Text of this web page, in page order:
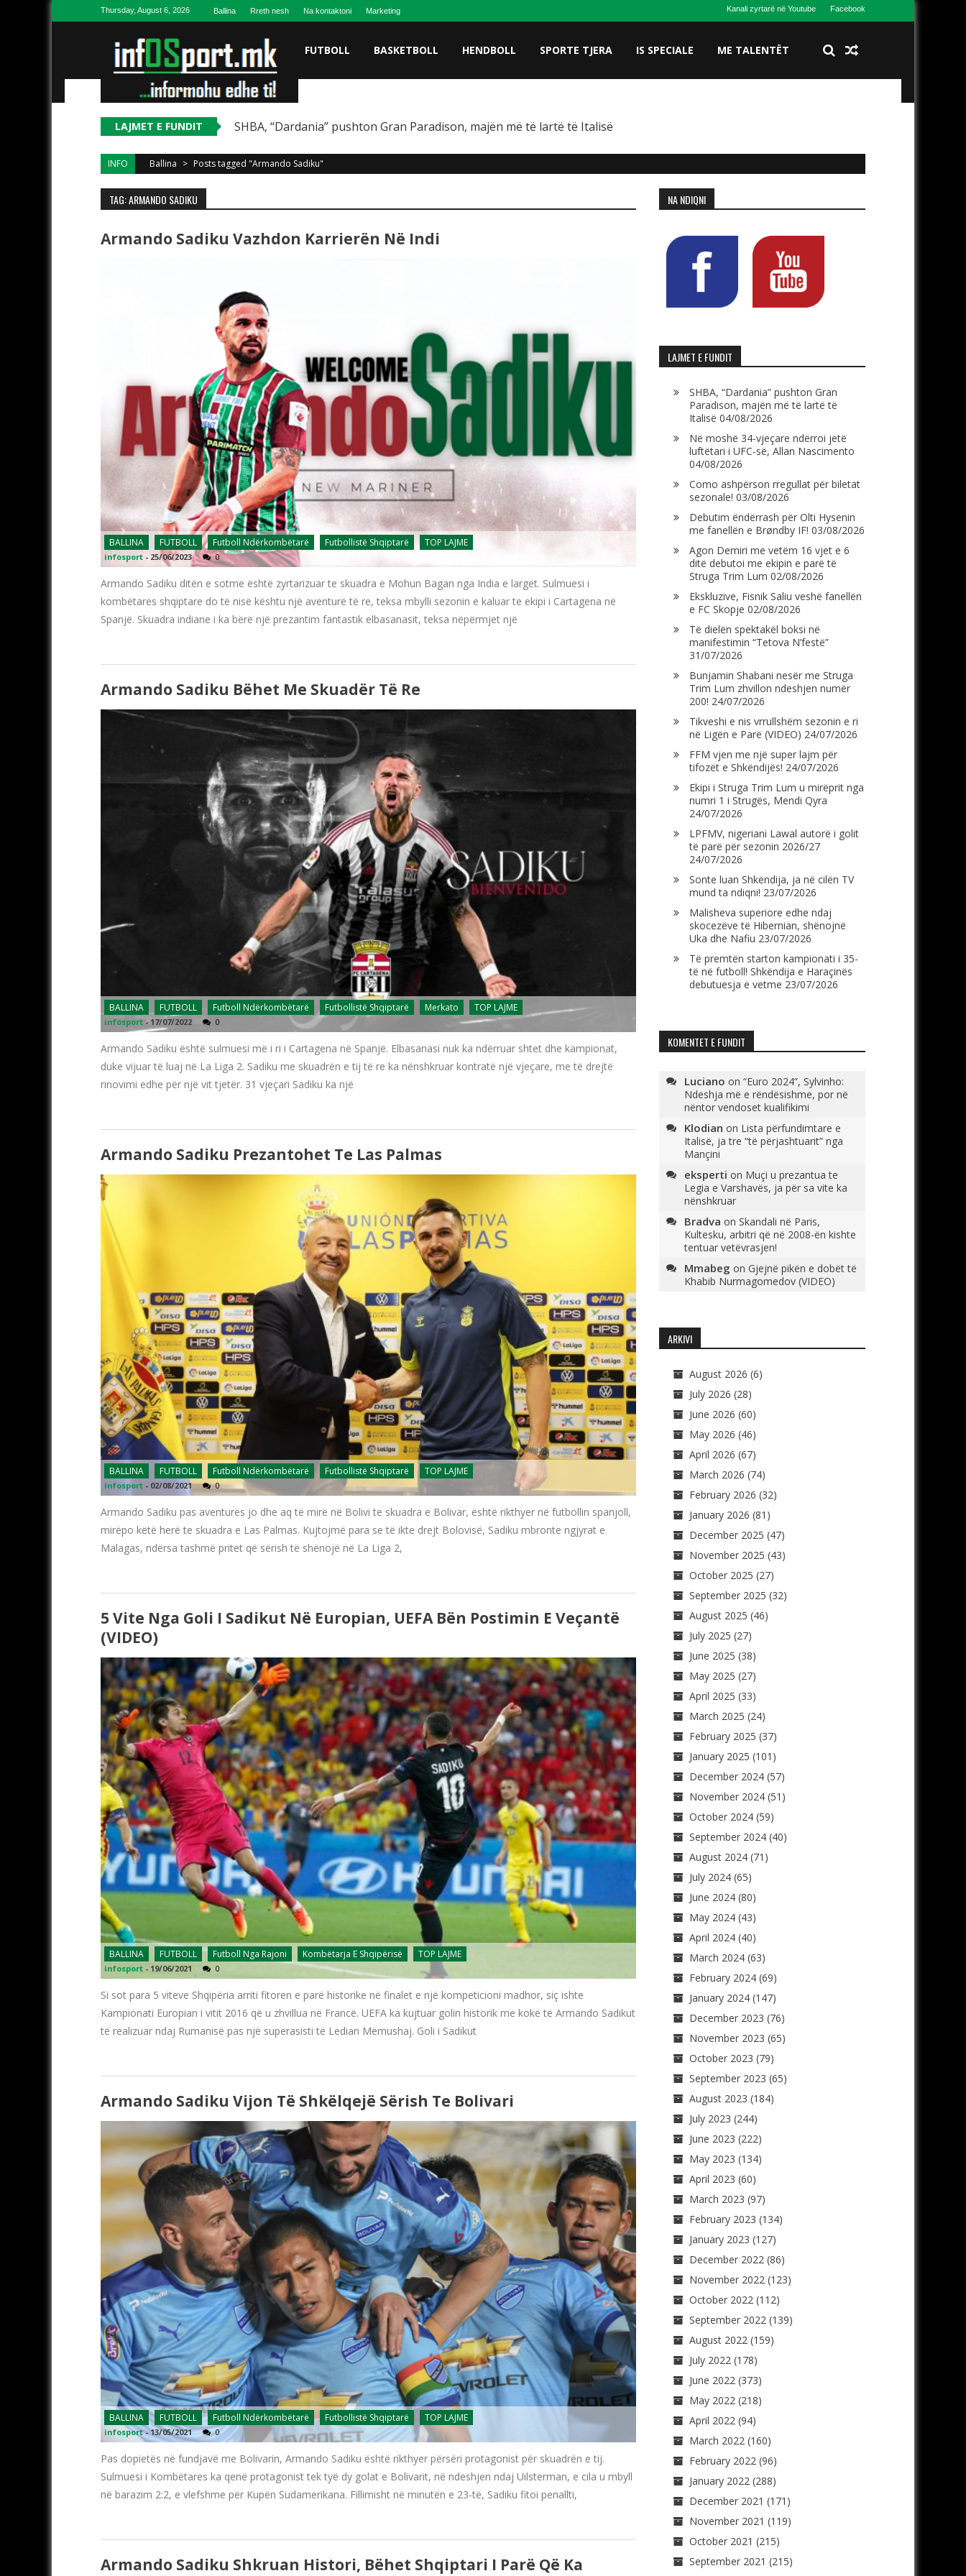
Skip to contentThursday, August 6, 2026 Ballina Rreth nesh Na kontaktoni Marketing Kanali zyrtarë në Youtube Facebook
FUTBOLL BASKETBOLL HENDBOLL SPORTE TJERA IS SPECIALE ME TALENTËT
LAJMET E FUNDIT SHBA, “Dardania” pushton Gran Paradison, majën më të lartë të Italisë
INFO Ballina > Posts tagged "Armando Sadiku"
TAG: ARMANDO SADIKU
Armando Sadiku Vazhdon Karrierën Në Indi
BALLINA FUTBOLL Futboll Ndërkombëtarë Futbollistë Shqiptarë TOP LAJME
infosport - 25/06/2023 0
Armando Sadiku ditën e sotme është zyrtarizuar te skuadra e Mohun Bagan nga India e largët. Sulmuesi i
kombëtares shqiptare do të nisë kështu një aventurë të re, teksa mbylli sezonin e kaluar te ekipi i Cartagena në
Spanjë. Skuadra indiane i ka bërë një prezantim fantastik elbasanasit, teksa nëpërmjet një
Armando Sadiku Bëhet Me Skuadër Të Re
BALLINA FUTBOLL Futboll Ndërkombëtarë Futbollistë Shqiptarë Merkato TOP LAJME
infosport - 17/07/2022 0
Armando Sadiku është sulmuesi më i ri i Cartagena në Spanjë. Elbasanasi nuk ka ndërruar shtet dhe kampionat,
duke vijuar të luaj në La Liga 2. Sadiku me skuadrën e tij të re ka nënshkruar kontratë një vjeçare, me të drejtë
rinovimi edhe për një vit tjetër. 31 vjeçari Sadiku ka një
Armando Sadiku Prezantohet Te Las Palmas
BALLINA FUTBOLL Futboll Ndërkombëtarë Futbollistë Shqiptarë TOP LAJME
infosport - 02/08/2021 0
Armando Sadiku pas aventurës jo dhe aq të mirë në Bolivi te skuadra e Bolivar, është rikthyer në futbollin spanjoll,
mirëpo këtë herë te skuadra e Las Palmas. Kujtojmë para se të ikte drejt Bolovisë, Sadiku mbronte ngjyrat e
Malagas, ndërsa tashmë pritet që sërish të shënojë në La Liga 2,
5 Vite Nga Goli I Sadikut Në Europian, UEFA Bën Postimin E Veçantë
(VIDEO)
BALLINA FUTBOLL Futboll Nga Rajoni Kombëtarja E Shqipërisë TOP LAJME
infosport - 19/06/2021 0
Si sot para 5 viteve Shqipëria arriti fitoren e parë historike në finalet e një kompeticioni madhor, siç ishte
Kampionati Europian i vitit 2016 që u zhvillua në Francë. UEFA ka kujtuar golin historik me kokë të Armando Sadikut
të realizuar ndaj Rumanisë pas një superasisti të Ledian Memushaj. Goli i Sadikut
Armando Sadiku Vijon Të Shkëlqejë Sërish Te Bolivari
BALLINA FUTBOLL Futboll Ndërkombëtarë Futbollistë Shqiptarë TOP LAJME
infosport -13/05/2021 0
Pas dopietës në fundjavë me Bolivarin, Armando Sadiku është rikthyer përsëri protagonist për skuadrën e tij.
Sulmuesi i Kombëtares ka qenë protagonist tek tyë dy golat e Bolivarit, në ndeshjen ndaj Uilsterman, e cila u mbyll
në barazim 2:2, e vlefshme për Kupën Sudamerikana. Fillimisht në minutën e 23-të, Sadiku fitoi penallti,
Armando Sadiku Shkruan Histori, Bëhet Shqiptari I Parë Që Ka
NA NDIQNI
LAJMET E FUNDIT
SHBA, “Dardania” pushton Gran
Paradison, majën më të lartë të
Italisë 04/08/2026
Në moshë 34-vjeçare ndërroi jetë
luftëtari i UFC-së, Allan Nascimento
04/08/2026
Como ashpërson rregullat për biletat
sezonale! 03/08/2026
Debutim ëndërrash për Olti Hysenin
me fanellën e Brøndby IF! 03/08/2026
Agon Demiri me vetëm 16 vjet e 6
ditë debutoi me ekipin e parë të
Struga Trim Lum 02/08/2026
Ekskluzive, Fisnik Saliu veshë fanellën
e FC Skopje 02/08/2026
Të dielën spektakël boksi në
manifestimin “Tetova N’festë”
31/07/2026
Bunjamin Shabani nesër me Struga
Trim Lum zhvillon ndeshjen numër
200! 24/07/2026
Tikveshi e nis vrrullshëm sezonin e ri
në Ligën e Parë (VIDEO) 24/07/2026
FFM vjen me një super lajm për
tifozët e Shkëndijës! 24/07/2026
Ekipi i Struga Trim Lum u mirëprit nga
numri 1 i Strugës, Mendi Qyra
24/07/2026
LPFMV, nigeriani Lawal autorë i golit
të parë për sezonin 2026/27
24/07/2026
Sonte luan Shkëndija, ja në cilën TV
mund ta ndiqni! 23/07/2026
Malisheva superiore edhe ndaj
skocezëve të Hibernian, shënojnë
Uka dhe Nafiu 23/07/2026
Të premtën starton kampionati i 35-
të në futboll! Shkëndija e Haraçinës
debutuesja e vetme 23/07/2026
KOMENTET E FUNDIT
Luciano on “Euro 2024”, Sylvinho:
Ndeshja më e rëndësishme, por në
nëntor vendoset kualifikimi
Klodian on Lista përfundimtare e
Italisë, ja tre “të përjashtuarit” nga
Mançini
eksperti on Muçi u prezantua te
Legia e Varshavës, ja për sa vite ka
nënshkruar
Bradva on Skandali në Paris,
Kultesku, arbitri që në 2008-ën kishte
tentuar vetëvrasjen!
Mmabeg on Gjejnë pikën e dobët të
Khabib Nurmagomedov (VIDEO)
ARKIVI
August 2026 (6)
July 2026 (28)
June 2026 (60)
May 2026 (46)
April 2026 (67)
March 2026 (74)
February 2026 (32)
January 2026 (81)
December 2025 (47)
November 2025 (43)
October 2025 (27)
September 2025 (32)
August 2025 (46)
July 2025 (27)
June 2025 (38)
May 2025 (27)
April 2025 (33)
March 2025 (24)
February 2025 (37)
January 2025 (101)
December 2024(57)
November 2024(51)
October 2024(59)
September 2024(40)
August 2024(71)
July 2024(65)
June 2024(80)
May 2024(43)
April 2024(40)
March 2024(63)
February 2024(69)
January 2024(147)
December 2023 (76)
November 2023 (65)
October 2023 (79)
September 2023 (65)
August 2023 (184)
July 2023 (244)
June 2023 (222)
May 2023 (134)
April 2023 (60)
March 2023 (97)
February 2023 (134)
January 2023 (127)
December 2022(86)
November 2022(123)
October 2022(112)
September 2022(139)
August 2022(159)
July 2022(178)
June 2022(373)
May 2022(218)
April 2022(94)
March 2022(160)
February 2022(96)
January 2022(288)
December 2021 (171)
November 2021 (119)
October 2021 (215)
September 2021 (215)